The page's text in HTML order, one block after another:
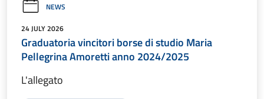
NEWS
24 JULY 2026
Graduatoria vincitori borse di studio Maria
Pellegrina Amoretti anno 2024/2025
L'allegato